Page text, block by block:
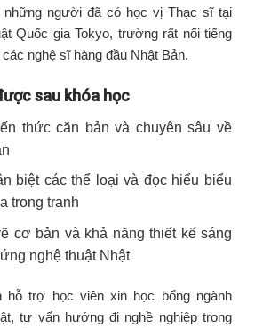
những người đã có học vị Thạc sĩ tại
Quốc gia Tokyo, trường rất nổi tiếng
nghệ sĩ hàng đầu Nhật Bản.
sau khóa học
thức căn bản và chuyên sâu về
biệt các thể loại và đọc hiểu biểu
trong tranh
cơ bản và khả năng thiết kế sáng
nghệ thuật Nhật
hỗ trợ học viên xin học bổng ngành
tư vấn hướng đi nghề nghiệp trong